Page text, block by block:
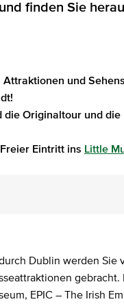
finden Sie
Attraktionen und
die Originaltour und die
Eintritt ins Little
Dublin werden Sie
EPIC – The Irish